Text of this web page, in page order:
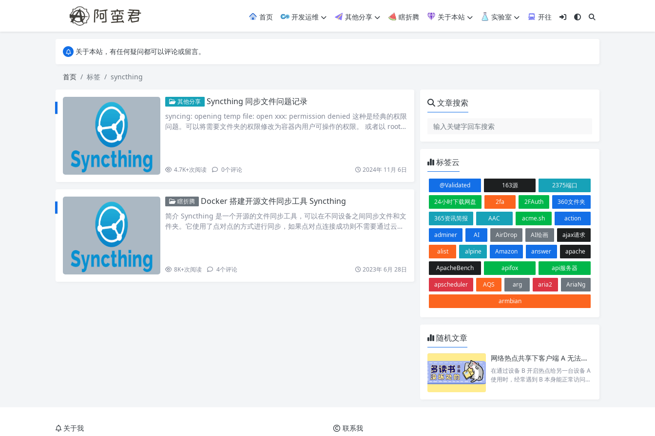
首页 开发运维 其他分享 瞎折腾 关于本站 实验室
开往
关于本站，有任何疑问都可以评论或留言。
关于本站，有任何疑问都可以评论或留言。
首页
标签 syncthing
其他分享 Syncthing 同步文件问题记录
syncing: opening temp file: open xxx: permission denied 这种是经典的权限
问题。可以将需要文件夹的权限修改为容器内用户可操作的权限。 或者以 root
4.7K+次阅读 0个评论 2024年 11月 6日
瞎折腾 Docker 搭建开源文件同步工具 Syncthing
简介 Syncthing 是一个开源的文件同步工具，可以在不同设备之间同步文件和文
件夹。它使用了点对点的方式进行同步，如果点对点连接成功则不需要通过云服
一边配置了同步的情…
8K+次阅读 4个评论 2023年 6月 28日
文章搜索
标签云
@Validated 163源
2375端口
24小时下载网盘
2fa 2FAuth
360文件夹
365资讯简报
AAC acme.sh
action
adminer
AI AirDrop AI绘画
ajax请求
alist
alpine Amazon answer
apache
ApacheBench
apifox
api服务器
apscheduler
AQS arg aria2
AriaNg
armbian
随机文章
网络热点共享下客户端 A 无法访问目标设备 C 排查
在通过设备 B 开启热点给另一台设备 A
使用时，经常遇到 B 本身能正常访问网
关于我 联系我